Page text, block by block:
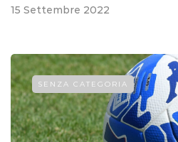
15 Settembre 2022
SENZA CATEGORIA